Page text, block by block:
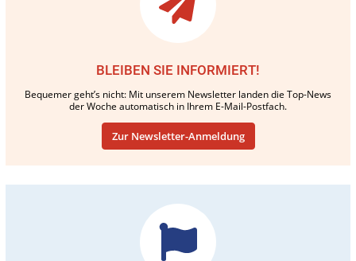
BLEIBEN SIE INFORMIERT!
Bequemer geht’s nicht: Mit unserem Newsletter landen die Top-News
der Woche automatisch in Ihrem E-Mail-Postfach.
Zur Newsletter-Anmeldung